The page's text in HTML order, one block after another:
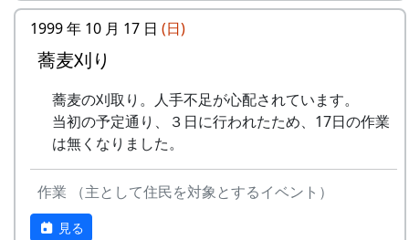
平成27年度棚田オーナー (2015-04-12 11:26:16)
岩座神棚田オーナーの特典
一から十までプロの指導を受け、減農薬栽培
の米づくりを体験できます。
収穫した米を全部お持ち帰りいただけます。
(100平方メートルの収穫収量は玄米で約30キ
ロです。) 清流の里、岩座神地区のコシヒカ
リは特においしいと評判です。
1999 年 10 月 17 日 (日)
蕎麦刈り
蕎麦の刈取り。人手不足が心配されています。
当初の予定通り、３日に行われたため、17日の作業
は無くなりました。
作業 （主として住民を対象とするイベント）
見る